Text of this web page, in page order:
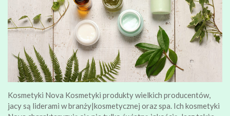
Kosmetyki Nova Kosmetyki produkty wielkich producentów,
jacy są liderami w branży|kosmetycznej oraz spa. Ich kosmetyki